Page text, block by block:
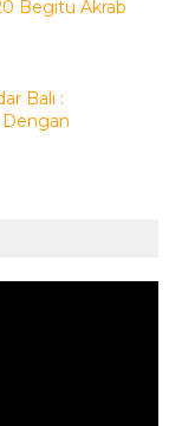
Begitu Akrab
Bali :